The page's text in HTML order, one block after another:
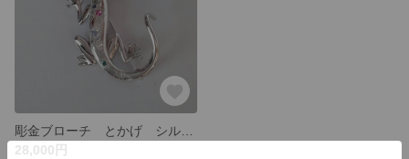
28,000円